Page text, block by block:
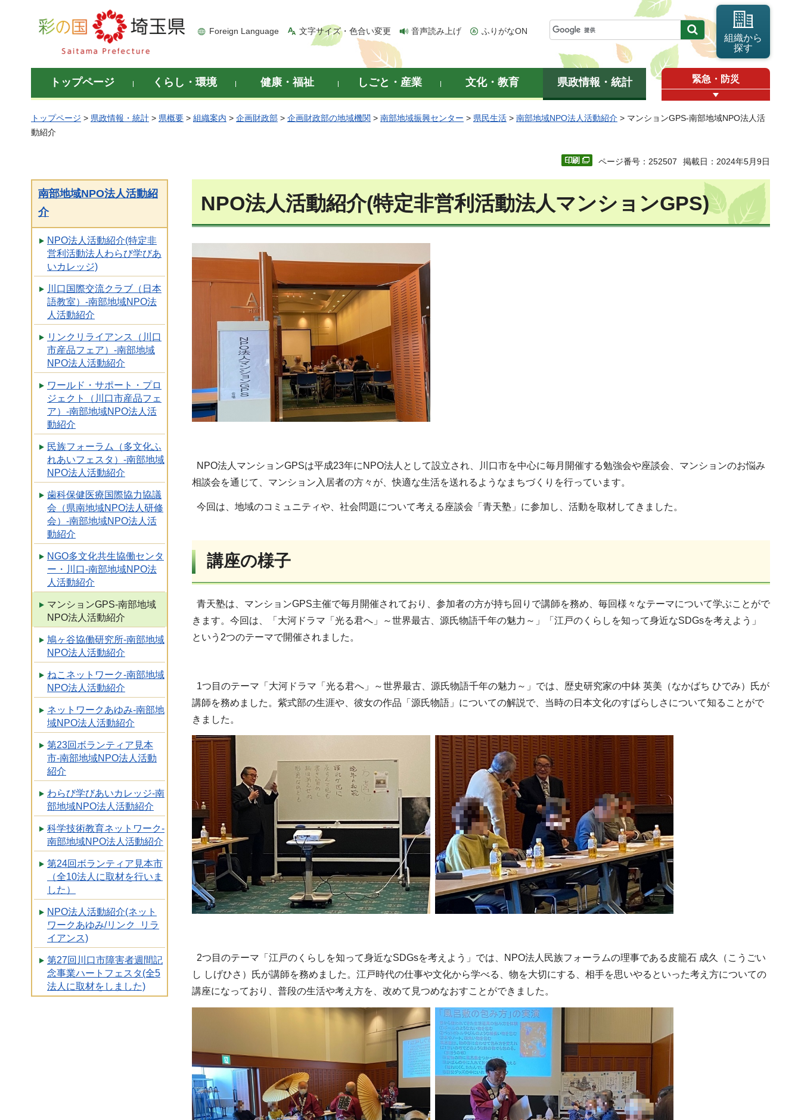
彩の国 埼玉県
Foreign Language 文字サイズ・色合い変更 音声読み上げ ふりがなON
組織から
探す
トップページ くらし・環境 健康・福祉 しごと・産業 文化・教育 県政情報・統計 緊急・防災
トップページ > 県政情報・統計 > 県概要 > 組織案内 > 企画財政部 > 企画財政部の地域機関 > 南部地域振興センター > 県民生活 > 南部地域NPO法人活動紹介 > マンションGPS-南部地域NPO法人活
動紹介
ページ番号：252507 掲載日：2024年5月9日
南部地域NPO法人活動紹
介
NPO法人活動紹介(特定非
営利活動法人わらび学びあ
いカレッジ)
川口国際交流クラブ（日本
語教室）-南部地域NPO法
人活動紹介
リンクリライアンス（川口
市産品フェア）-南部地域
NPO法人活動紹介
ワールド・サポート・プロ
ジェクト（川口市産品フェ
ア）-南部地域NPO法人活
動紹介
民族フォーラム（多文化ふ
れあいフェスタ）-南部地域
NPO法人活動紹介
歯科保健医療国際協力協議
会（県南地域NPO法人研修
会）-南部地域NPO法人活
動紹介
NGO多文化共生協働センタ
ー・川口-南部地域NPO法
人活動紹介
マンションGPS-南部地域
NPO法人活動紹介
鳩ヶ谷協働研究所-南部地域
NPO法人活動紹介
ねこネットワーク-南部地域
NPO法人活動紹介
ネットワークあゆみ-南部地
域NPO法人活動紹介
第23回ボランティア見本
市-南部地域NPO法人活動
紹介
わらび学びあいカレッジ-南
部地域NPO法人活動紹介
科学技術教育ネットワーク-
南部地域NPO法人活動紹介
第24回ボランティア見本市
（全10法人に取材を行いま
した）
NPO法人活動紹介(ネット
ワークあゆみ/リンク リラ
イアンス)
第27回川口市障害者週間記
念事業ハートフェスタ(全5
法人に取材をしました)
NPO法人活動紹介(特定非営利活動法人マンションGPS)
NPO法人マンションGPSは平成23年にNPO法人として設立され、川口市を中心に毎月開催する勉強会や座談会、マンションのお悩み
相談会を通じて、マンション入居者の方々が、快適な生活を送れるようなまちづくりを行っています。
今回は、地域のコミュニティや、社会問題について考える座談会「青天塾」に参加し、活動を取材してきました。
講座の様子
青天塾は、マンションGPS主催で毎月開催されており、参加者の方が持ち回りで講師を務め、毎回様々なテーマについて学ぶことがで
きます。今回は、「大河ドラマ「光る君へ」～世界最古、源氏物語千年の魅力～」「江戸のくらしを知って身近なSDGsを考えよう」
という2つのテーマで開催されました。
1つ目のテーマ「大河ドラマ「光る君へ」～世界最古、源氏物語千年の魅力～」では、歴史研究家の中鉢 英美（なかばち ひでみ）氏が
講師を務めました。紫式部の生涯や、彼女の作品「源氏物語」についての解説で、当時の日本文化のすばらしさについて知ることがで
きました。
2つ目のテーマ「江戸のくらしを知って身近なSDGsを考えよう」では、NPO法人民族フォーラムの理事である皮籠石 成久（こうごい
し しげひさ）氏が講師を務めました。江戸時代の仕事や文化から学べる、物を大切にする、相手を思いやるといった考え方についての
講座になっており、普段の生活や考え方を、改めて見つめなおすことができました。